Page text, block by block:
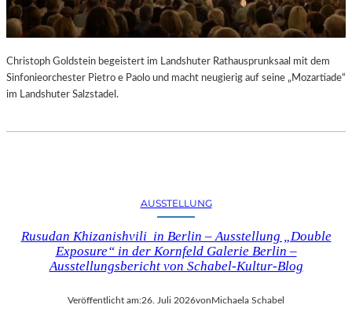
Christoph Goldstein begeistert im Landshuter Rathausprunksaal mit dem
Sinfonieorchester Pietro e Paolo und macht neugierig auf seine „Mozartiade“
im Landshuter Salzstadel.
AUSSTELLUNG
Rusudan Khizanishvili in Berlin – Ausstellung „Double
Exposure“ in der Kornfeld Galerie Berlin –
Ausstellungsbericht von Schabel-Kultur-Blog
Veröffentlicht am:26. Juli 2026von Michaela Schabel